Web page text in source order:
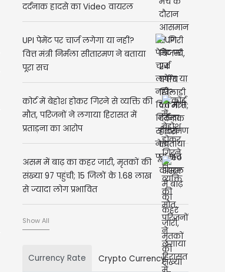
दर्दनाक हादसे का Video वायरल
UPI पेमेंट पर चार्ज लगेगा या नहीं?
वित्त मंत्री निर्मला सीतारमण ने बताया
पूरा सच
कोर्ट में बेहोश होकर गिरने से व्यक्ति की
मौत, परिजनों ने लगाया हिरासत में
प्रताड़ना का आरोप
असम में बाढ़ का कहर जारी, मृतकों की
संख्या 97 पहुंची; 15 जिलों के 1.68 लाख
से ज्यादा लोग प्रभावित
Show All
Currency Rate Crypto Currency